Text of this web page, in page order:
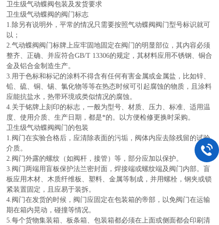
卫生级气动蝶阀包装及发货要求
卫生级气动蝶阀的阀门标志
1.除另有说明外，平常的情况只需要按照气动蝶阀阀门型号标识就可
以；
2.气动蝶阀阀门标牌上应牢固地固定在阀门的明显部位，其内容必须
整齐、正确、并应符合GB/T 13306的规定，其材料应用不锈钢、铜合
金及铝合金制造生产。
3.用于色标和标记的涂料不得含有任何有害金属或金属盐，比如锌、
铅、硫、铜、锡、氯化物等等在热态时候可引起腐蚀的物质，且涂料
应能抗盐水，热带环境或类似情况的腐蚀。
4.关于铭牌上刻印的标志，一般为型号、材质、压力、标准、适用温
度、使用介质、生产日期，都是*的。以方便检修更换时采购。
卫生级气动蝶阀阀门的包装
1.阀门在实验合格后，应清除表面的污垢，阀体内应去除残留的试验
介质。
2.阀门外露的螺纹（如阀杆，接管）等，部分应加以保护。
3.阀门两端用盲板保护法兰密封面，焊接端或螺纹端及阀门内部。盲
板应用木材、木质纤维板、塑料、金属等制成，并用螺栓，钢夹或锁
紧装置固定，且应易于装拆。
4.阀门在发货的时候，阀门应固定在包装箱的帝部，以免阀门在运输
期在箱内晃动，碰撞等情况。
5.每个货物集装箱、板条箱、包装箱都必须在上面或侧面都会印刷清